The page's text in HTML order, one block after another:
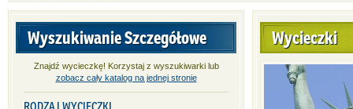
Wycieczki
Wyszukiwanie Szczegółowe
Znajdź wycieczkę! Korzystaj z wyszukiwarki lub
zobacz cały katalog na jednej stronie